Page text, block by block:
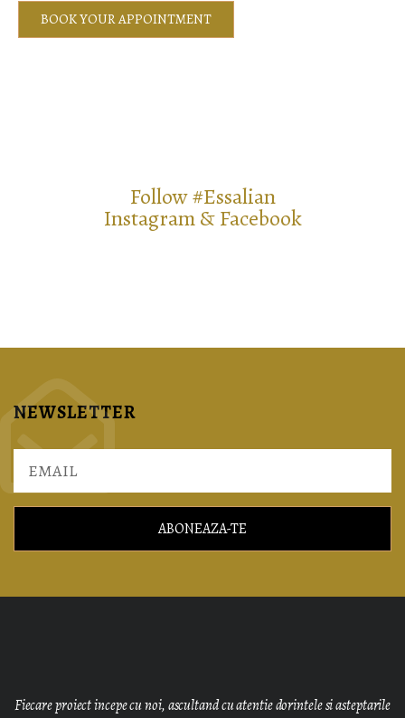
BOOK YOUR APPOINTMENT
Follow #essalian
Instagram & Facebook
NEWSLETTER
ABONEAZA-TE
Fiecare proiect incepe cu noi, ascultand cu atentie dorintele si asteptarile